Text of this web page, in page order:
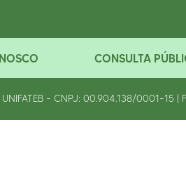
CONSULTA
UNIFATEB - CNPJ: 00.904.138/0001-15 |